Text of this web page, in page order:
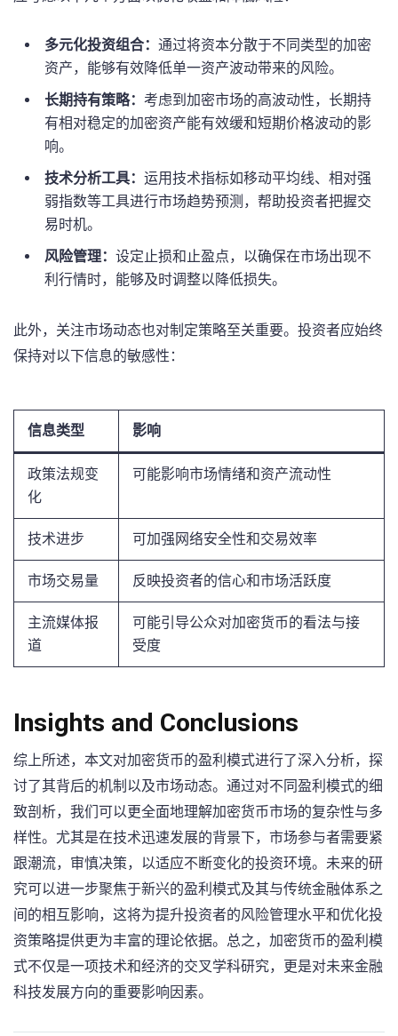
多元化投资组合： 通过将资本分散于不同类型的加密
资产，能够有效降低单一资产波动带来的风险。
长期持有策略： 考虑到加密市场的高波动性，长期持
有相对稳定的加密资产能有效缓和短期价格波动的影
响。
技术分析工具： 运用技术指标如移动平均线、相对强
弱指数等工具进行市场趋势预测，帮助投资者把握交
易时机。
风险管理： 设定止损和止盈点，以确保在市场出现不
利行情时，能够及时调整以降低损失。
此外，关注市场动态也对制定策略至关重要。投资者应始终
保持对以下信息的敏感性：
信息类型 影响
政策法规变
化
可能影响市场情绪和资产流动性
技术进步 可加强网络安全性和交易效率
市场交易量 反映投资者的信心和市场活跃度
主流媒体报
道
可能引导公众对加密货币的看法与接
受度
Insights and Conclusions
综上所述，本文对加密货币的盈利模式进行了深入分析，探
讨了其背后的机制以及市场动态。通过对不同盈利模式的细
致剖析，我们可以更全面地理解加密货币市场的复杂性与多
样性。尤其是在技术迅速发展的背景下，市场参与者需要紧
跟潮流，审慎决策，以适应不断变化的投资环境。未来的研
究可以进一步聚焦于新兴的盈利模式及其与传统金融体系之
间的相互影响，这将为提升投资者的风险管理水平和优化投
资策略提供更为丰富的理论依据。总之，加密货币的盈利模
式不仅是一项技术和经济的交叉学科研究，更是对未来金融
科技发展方向的重要影响因素。